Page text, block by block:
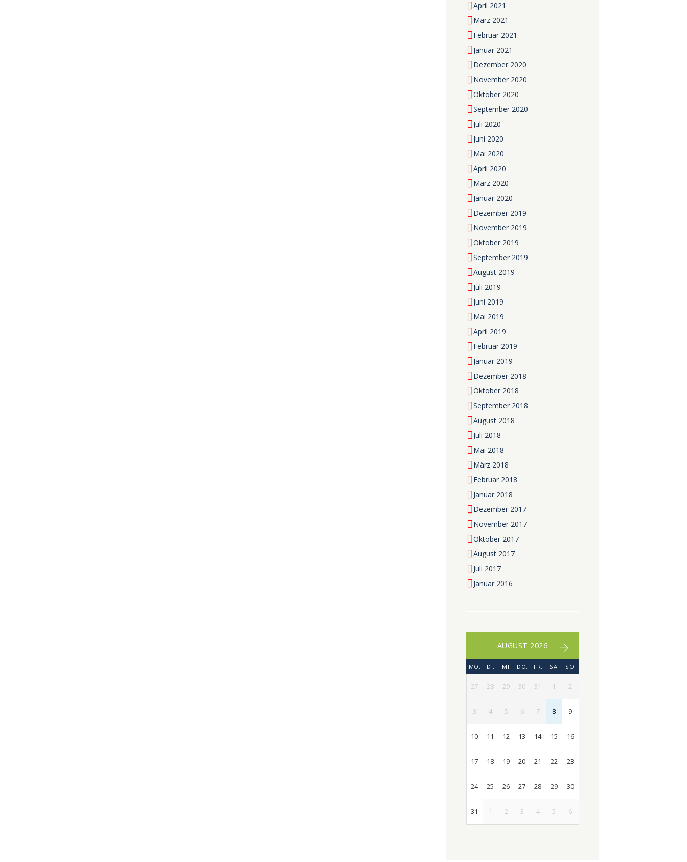
April 2021
März 2021
Februar 2021
Januar 2021
Dezember 2020
November 2020
Oktober 2020
September 2020
Juli 2020
Juni 2020
Mai 2020
April 2020
März 2020
Januar 2020
Dezember 2019
November 2019
Oktober 2019
September 2019
August 2019
Juli 2019
Juni 2019
Mai 2019
April 2019
Februar 2019
Januar 2019
Dezember 2018
Oktober 2018
September 2018
August 2018
Juli 2018
Mai 2018
März 2018
Februar 2018
Januar 2018
Dezember 2017
November 2017
Oktober 2017
August 2017
Juli 2017
Januar 2016
AUGUST 2026
MO. DI. MI. DO. FR. SA. SO.
27 28 29 30 31 1 2
3 4 5 6 7 8 9
10 11 12 13 14 15 16
17 18 19 20 21 22 23
24 25 26 27 28 29 30
31 1 2 3 4 5 6